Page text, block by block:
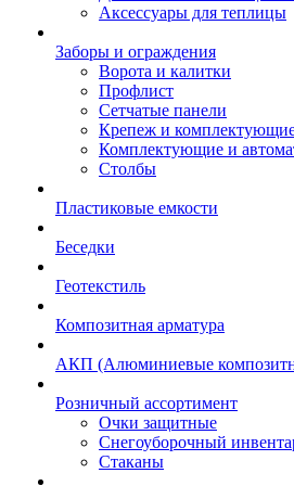
Аксессуары для теплицы
Заборы и ограждения
Ворота и калитки
Профлист
Сетчатые панели
Крепеж и комплектующие
Комплектующие и
Столбы
Пластиковые емкости
Беседки
Геотекстиль
Композитная арматура
АКП (Алюминиевые
Розничный ассортимент
Очки защитные
Снегоуборочный
Стаканы